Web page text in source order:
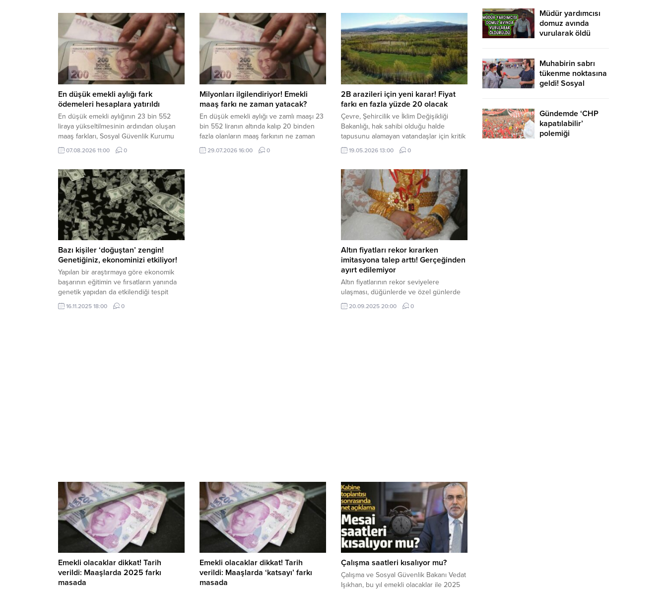
En düşük emekli aylığı fark
ödemeleri hesaplara yatırıldı
En düşük emekli aylığının 23 bin 552
liraya yükseltilmesinin ardından oluşan
maaş farkları, Sosyal Güvenlik Kurumu
tarafından hak sahiplerinin hesaplarına
yatırıldı. Emekliler ödemelerini banka ve
07.08.2026 11:00 0
Milyonları ilgilendiriyor! Emekli
maaş farkı ne zaman yatacak?
En düşük emekli aylığı ve zamlı maaşı 23
bin 552 liranın altında kalıp 20 binden
fazla olanların maaş farkının ne zaman
yatacağı merak ediliyor. İşte detaylar...
29.07.2026 16:00 0
2B arazileri için yeni karar! Fiyat
farkı en fazla yüzde 20 olacak
Çevre, Şehircilik ve İklim Değişikliği
Bakanlığı, hak sahibi olduğu halde
tapusunu alamayan vatandaşlar için kritik
bir adım attı. Satışı imkansız olan 2/B
arazilerine karşılık vatandaşlara başka bir
19.05.2026 13:00 0
Bazı kişiler ‘doğuştan’ zengin!
Genetiğiniz, ekonominizi etkiliyor!
Yapılan bir araştırmaya göre ekonomik
başarının eğitimin ve fırsatların yanında
genetik yapıdan da etkilendiği tespit
edildi. Uzmanlara göreyse doğru eğitim
ve eşit fırsatlar ile 'genetik' farklar
16.11.2025 18:00 0
Altın fiyatları rekor kırarken
imitasyona talep arttı! Gerçeğinden
ayırt edilemiyor
Altın fiyatlarının rekor seviyelere
ulaşması, düğünlerde ve özel günlerde
gösterişten ödün vermek istemeyenleri
imitasyon takılara yöneltti.
20.09.2025 20:00 0
Emekli olacaklar dikkat! Tarih
verildi: Maaşlarda 2025 farkı
masada
Emekli olacaklar dikkat! Tarih
verildi: Maaşlarda ‘katsayı’ farkı
masada
Çalışma saatleri kısalıyor mu?
Çalışma ve Sosyal Güvenlik Bakanı Vedat
Işıkhan, bu yıl emekli olacaklar ile 2025
mi?
Müdür yardımcısı
domuz avında
vurularak öldü
Muhabirin sabrı
tükenme noktasına
geldi! Sosyal
Gündemde ‘CHP
kapatılabilir’
polemiği